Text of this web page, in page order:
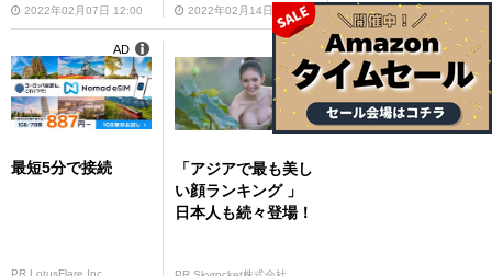
オスス麺 in 武蔵
野・多摩】第90回
2022年02月07日 12:00
武蔵野・多摩】第91
回
2022年02月14日 12:00
最短5分で接続
PR LotusFlare Inc
AD
「アジアで最も美し
い顔ランキング 」
日本人も続々登場！